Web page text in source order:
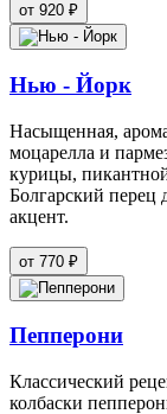
от 920 ₽
Нью - Йорк
Насыщенная,
моцарелла и
курицы,
Болгарский перец
акцент.
от 770 ₽
Пепперони
Классический
колбаски